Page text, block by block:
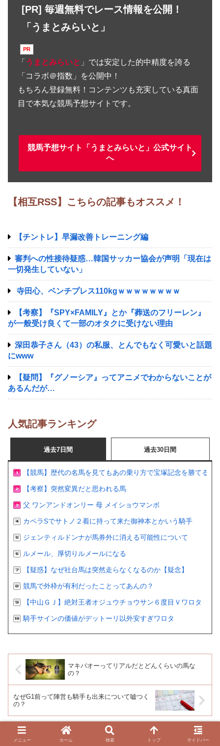
[PR] 毎週無料でレース情報を公開！
「うまとみらいと」
「 うまとみらいと 」では安定した的中精度を誇る
「コラボ＠指数」を公開中！
もちろん登録無料！コンテンツも充実している真面
目で本気な競馬予想サイトです。
競馬予想サイト「うまとみらいと」公式サイト
へ
【相互RSS】こちらの記事もオススメ！
【チントレ】早漏改善トレーニング編
審判への性接待疑惑…韓国サッカー協会が声明「現在は
一切発生していない」
寺田心、ベンチプレス110kgｗｗｗｗｗｗｗｗ
【考察】『SPY×FAMILY』とか『葬送のフリーレン』
が一般受け良くて一部のオタクに受けない理由
深田恭子さん（43）の私服、とんでもなく可愛いと話題
にwww
【疑問】『グノーシア』ってアニメでわからないことが
あるんだが…
人気記事ランキング
過去7日間 過去30日間
【競馬】歴代の名馬を見てもあの乗り方で宝塚記念を勝てる
【考察】突然変異だと思われる馬
父 ワンアンドオンリー 母 メイショウマンボ
カペラSでサトノ２着に持って来た御神本とかいう騎手
ジェンティルドンナが馬券外に消える可能性について
ルメール、厚切りルメールになる
【疑惑】なぜ社台馬は突然走らなくなるのか【疑念】
競馬で外枠が有利だったことってあんの？
【中山ＧＪ】絶対王者オジュウチョウサン６度目Ｖワロタ
騎手サインの価値がデットーリ以外安すぎワロタ
マキバオーってリアルだとどんくらいの馬な
の？
なぜG1前って陣営も騎手も出来について嘘つく
の？
メニュー ホーム 検索 トップ サイドバー